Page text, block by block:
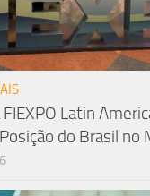
Latin
do Brasil no